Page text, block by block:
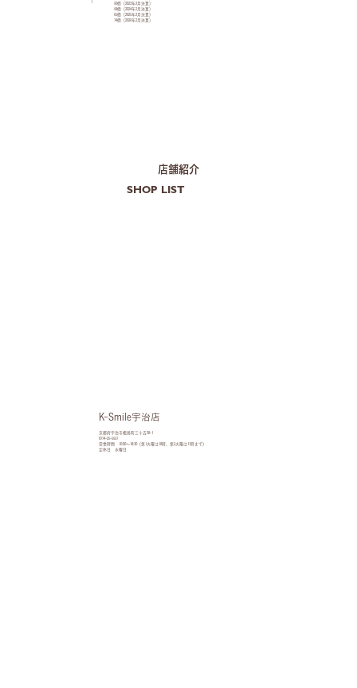
50億（2023年2月決算）
58億（2024年2月決算）
65億（2025年2月決算）
74億（2026年2月決算）
​店舗紹介
SHOP LIST
K-Smile宇治店
京都府宇治市槇島町三十五38-1
0774-25-5557
営業時間 10:00〜18:30（第1火曜は18時、第2火曜は17時まで）
定休日 水曜日